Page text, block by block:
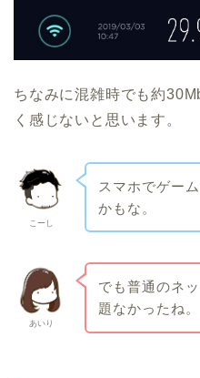
ちなみに混雑時でも約
く感じないと思います。
こーし
スマホでゲー
かもな。
あいり
でも普通のネ
題なかったね。